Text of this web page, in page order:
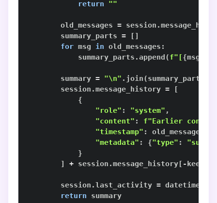
return ""
        old_messages
= session .
        summary_parts
= [ ]
for msg in old_messages :
            summary_parts
.append(f"[{msg
        summary
= "\n" . join(summary_parts
        session
.message_history =
[
{
"role" : "system" ,
"content" :
f"Earlier
"timestamp" : old_messages
"metadata" : {"type" :
}
]
+ session .message_history[ -
        session
.last_activity = datetime
return summary